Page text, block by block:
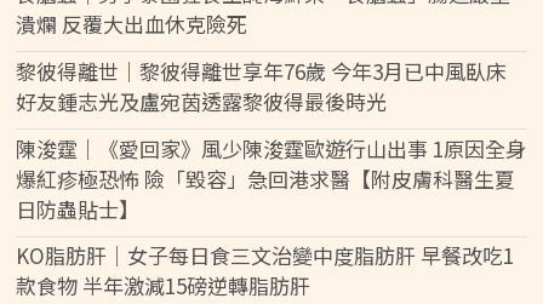
潰爛 反覆大出血休克險死
黎彼得離世｜黎彼得離世享年76歲 今年3月已中風臥床
好友鍾志光及盧宛茵透露黎彼得最後時光
陳浚霆｜《愛回家》風少陳浚霆歐遊行山出事 1原因全身
爆紅疹極恐怖 險「毀容」急回港求醫【附皮膚科醫生夏
日防蟲貼士】
KO脂肪肝｜女子每日食三文治變中度脂肪肝 早餐改吃1
款食物 半年激減15磅逆轉脂肪肝